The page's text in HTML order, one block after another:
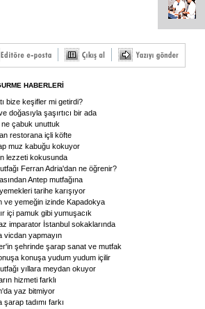
HABERLERİ
bize keşifler mi getirdi?
doğasıyla şaşırtıcı bir ada
ne çabuk unuttuk
restorana içli köfte
muz kabuğu kokuyor
lezzeti kokusunda
Ferran Adria'dan ne öğrenir?
Antep mutfağına
tarihe karışıyor
ve yemeğin izinde Kapadokya
içi pamuk gibi yumuşacık
imparator İstanbul sokaklarında
vicdan yapmayın
şehrinde şarap sanat ve mutfak
konuşa yudum yudum içilir
yıllara meydan okuyor
hizmeti farklı
yaz bitmiyor
şarap tadımı farkı